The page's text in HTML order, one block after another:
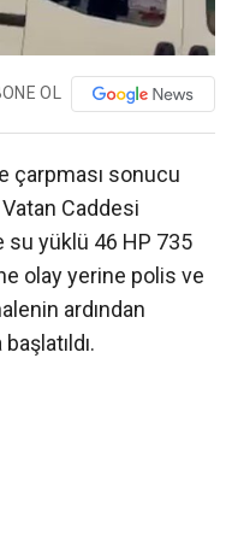
OL
çarpması sonucu
Caddesi
su yüklü 46 HP 735
olay yerine polis ve
ardından